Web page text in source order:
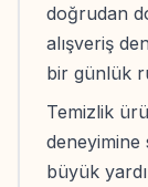
doğrudan
alışveriş
bir günlük
Temizlik
deneyimine
büyük